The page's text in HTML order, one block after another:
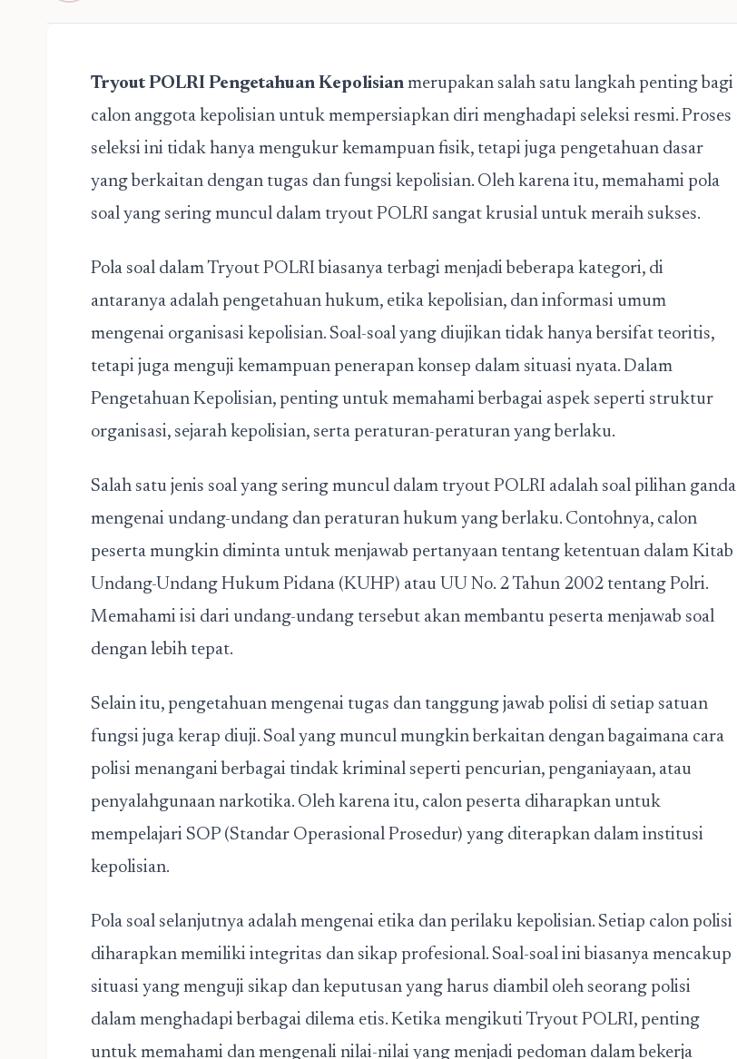
Tryout POLRI Pengetahuan Kepolisian merupakan salah satu langkah penting bagi
calon anggota kepolisian untuk mempersiapkan diri menghadapi seleksi resmi. Proses
seleksi ini tidak hanya mengukur kemampuan fisik, tetapi juga pengetahuan dasar
yang berkaitan dengan tugas dan fungsi kepolisian. Oleh karena itu, memahami pola
soal yang sering muncul dalam tryout POLRI sangat krusial untuk meraih sukses.
Pola soal dalam Tryout POLRI biasanya terbagi menjadi beberapa kategori, di
antaranya adalah pengetahuan hukum, etika kepolisian, dan informasi umum
mengenai organisasi kepolisian. Soal-soal yang diujikan tidak hanya bersifat teoritis,
tetapi juga menguji kemampuan penerapan konsep dalam situasi nyata. Dalam
Pengetahuan Kepolisian, penting untuk memahami berbagai aspek seperti struktur
organisasi, sejarah kepolisian, serta peraturan-peraturan yang berlaku.
Salah satu jenis soal yang sering muncul dalam tryout POLRI adalah soal pilihan ganda
mengenai undang-undang dan peraturan hukum yang berlaku. Contohnya, calon
peserta mungkin diminta untuk menjawab pertanyaan tentang ketentuan dalam Kitab
Undang-Undang Hukum Pidana (KUHP) atau UU No. 2 Tahun 2002 tentang Polri.
Memahami isi dari undang-undang tersebut akan membantu peserta menjawab soal
dengan lebih tepat.
Selain itu, pengetahuan mengenai tugas dan tanggung jawab polisi di setiap satuan
fungsi juga kerap diuji. Soal yang muncul mungkin berkaitan dengan bagaimana cara
polisi menangani berbagai tindak kriminal seperti pencurian, penganiayaan, atau
penyalahgunaan narkotika. Oleh karena itu, calon peserta diharapkan untuk
mempelajari SOP (Standar Operasional Prosedur) yang diterapkan dalam institusi
kepolisian.
Pola soal selanjutnya adalah mengenai etika dan perilaku kepolisian. Setiap calon polisi
diharapkan memiliki integritas dan sikap profesional. Soal-soal ini biasanya mencakup
situasi yang menguji sikap dan keputusan yang harus diambil oleh seorang polisi
dalam menghadapi berbagai dilema etis. Ketika mengikuti Tryout POLRI, penting
untuk memahami dan mengenali nilai-nilai yang menjadi pedoman dalam bekerja